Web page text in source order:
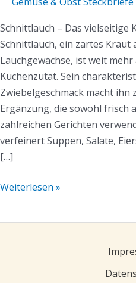
Schnittlauch – Das vielseitige
Schnittlauch, ein zartes Kraut
Lauchgewächse, ist weit
Küchenzutat. Sein
Zwiebelgeschmack macht ihn
Ergänzung, die sowohl frisch
zahlreichen Gerichten
verfeinert Suppen, Salate,
[…]
Weiterlesen »